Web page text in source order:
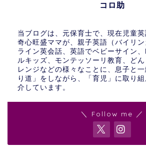
コロ助
当ブログは、元保育士で、現在児童
奇心旺盛ママが、親子英語（バイリ
ライン英会話、英語でベビーサイン
ルキッズ、モンテッソーリ教育、ど
レンジなどの様々なことに、息子と
り道」をしながら、「育児」に取り
介しています。
＼ Follow me ／